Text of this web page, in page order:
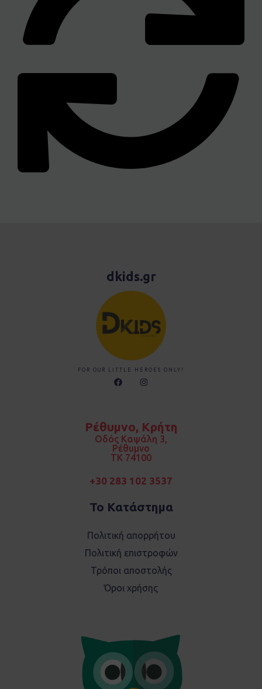
dkids.gr
FOR OUR LITTLE HEROES ONLY!
F
a
o
k
I
n
r
a
m
Ρέθυμνο, Κρήτη
Οδός Καψάλη 3,
Ρέθυμνο
TK 74100
+30 283 102 3537
Το Κατάστημα
Πολιτική απορρήτου
Πολιτική επιστροφών
Τρόποι αποστολής
Όροι χρήσης